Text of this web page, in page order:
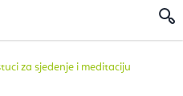
za sjedenje i meditaciju